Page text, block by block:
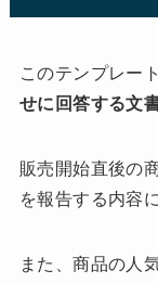
このテンプレート
せに回答する文
販売開始直後の
を報告する内容
また、商品の人